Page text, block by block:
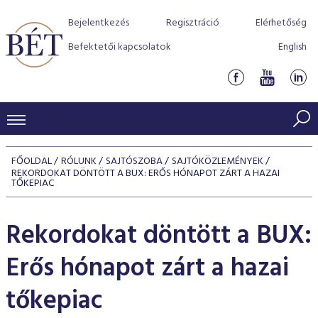
Bejelentkezés Regisztráció
Elérhetőség
Befektetői kapcsolatok
English
KERESKEDÉSI ADATOK
INDEXEK
Kötvényindexek
Jelzáloglevél indexek
Vállalati kötvény indexek
Kedvenc instrumentumok
Azonnali Piac
Részvények
Származékos piac
BEFEKTETŐK
Indexek
Részvény szekció
Hitelpapír szekció
Szabályozás
BÉT szabályzatok
Befektetővédelem
Alkalmazott díjstruktúra
Elszámolás
KIBOCSÁTÓK
program
BÉT Xtend - Részvénypiac egyszerűen
TŐZSDETAGOK
Tőzsdetagok, üzletkötők
VENDOROK
FŐOLDAL RÓLUNK SAJTÓSZOBA SAJTÓKÖZLEMÉNYEK
REKORDOKAT DÖNTÖTT A BUX: ERŐS HÓNAPOT ZÁRT A HAZAI
TŐKEPIAC
Rekordokat döntött a BUX:
Erős hónapot zárt a hazai
tőkepiac